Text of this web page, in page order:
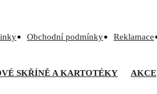
Obchodní podmínky Reklamace
SKŘÍNĚ A KARTOTÉKY AKCE